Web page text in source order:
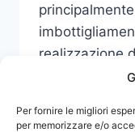
Per fornire le migliori
per memorizzare e/o
realizzazione
LEGGI DI PIÙ